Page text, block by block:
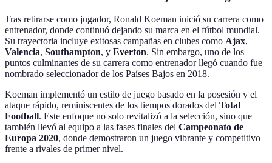
Tras retirarse como jugador, Ronald Koeman inició su carrera como
entrenador, donde continuó dejando su marca en el fútbol mundial.
Su trayectoria incluye exitosas campañas en clubes como Ajax,
Valencia, Southampton, y Everton. Sin embargo, uno de los
puntos culminantes de su carrera como entrenador llegó cuando fue
nombrado seleccionador de los Países Bajos en 2018.
Koeman implementó un estilo de juego basado en la posesión y el
ataque rápido, reminiscentes de los tiempos dorados del Total
Football. Este enfoque no solo revitalizó a la selección, sino que
también llevó al equipo a las fases finales del Campeonato de
Europa 2020, donde demostraron un juego vibrante y competitivo
frente a rivales de primer nivel.